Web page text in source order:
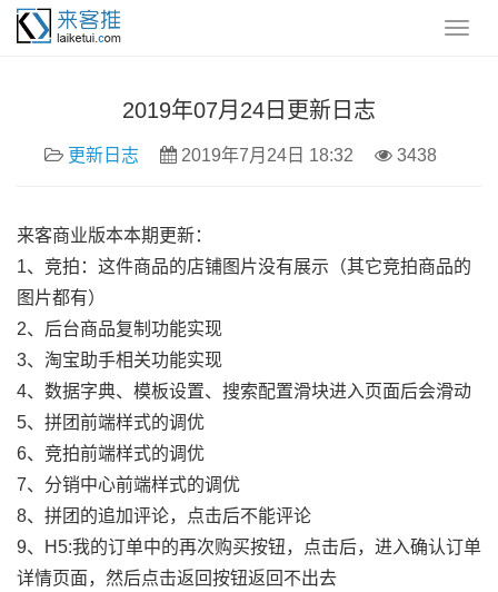
2019年07月24日更新日志
更新日志 2019年7月24日 18:32 3438
来客商业版本本期更新：
1、竞拍：这件商品的店铺图片没有展示（其它竞拍商品的
图片都有）
2、后台商品复制功能实现
3、淘宝助手相关功能实现
4、数据字典、模板设置、搜索配置滑块进入页面后会滑动
5、拼团前端样式的调优
6、竞拍前端样式的调优
7、分销中心前端样式的调优
8、拼团的追加评论，点击后不能评论
9、H5:我的订单中的再次购买按钮，点击后，进入确认订单
详情页面，然后点击返回按钮返回不出去